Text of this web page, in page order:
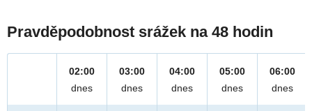
Pravděpodobnost srážek na 48 hodin
02:00
dnes
03:00
dnes
04:00
dnes
05:00
dnes
06:00
dnes